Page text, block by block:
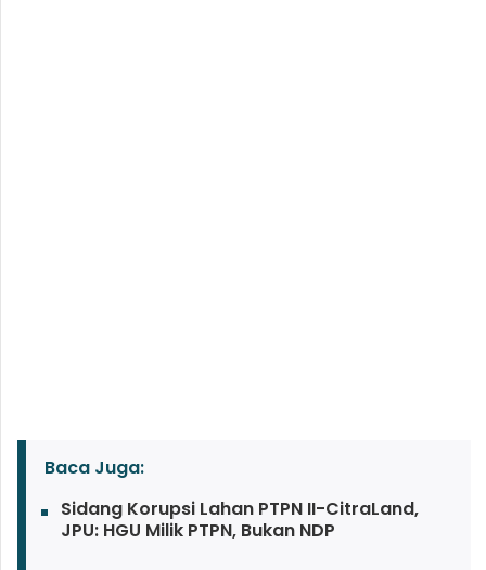
Baca Juga:
Sidang Korupsi Lahan PTPN II-CitraLand,
JPU: HGU Milik PTPN, Bukan NDP